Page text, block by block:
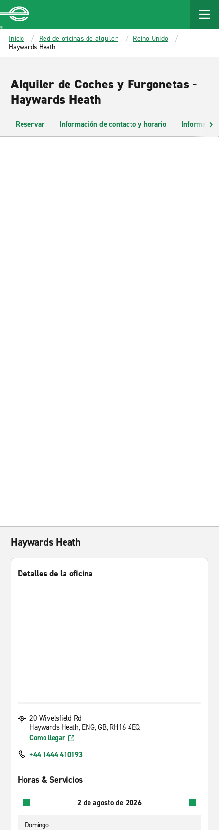
MAIN
CONTENT
Enterprise
Inicio Red de oficinas de alquiler
Reino Unido
Haywards Heath
Alquiler de Coches y Furgonetas -
Haywards Heath
Reservar Información de contacto y horario
Haywards Heath
Detalles de la oficina
20 Wivelsfield Rd
Haywards Heath, ENG, GB, RH16 4EQ
Como llegar
+44 1444 410193
Horas & Servicios
2 de agosto de 2026
Domingo